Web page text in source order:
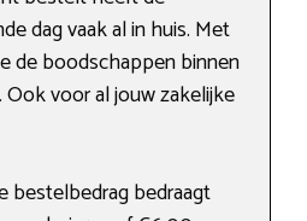
dag vaak al in huis. Met
de boodschappen binnen
voor al jouw zakelijke
bestelbedrag bedraagt